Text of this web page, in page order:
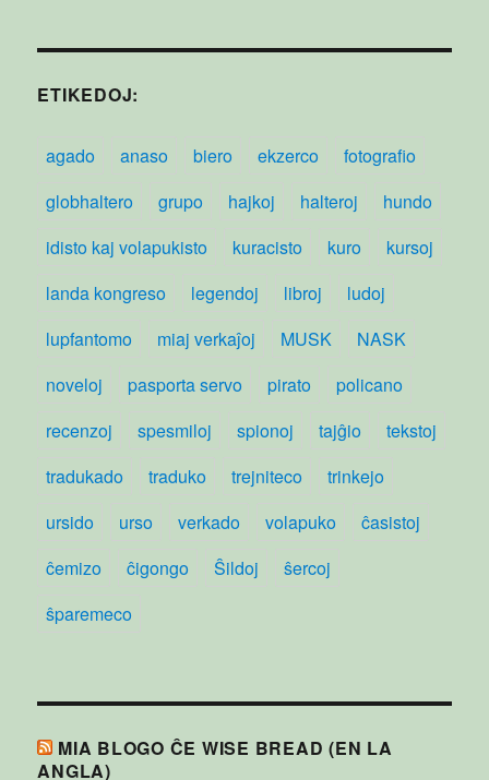
ETIKEDOJ:
agado anaso biero ekzerco
fotografio
globhaltero
grupo hajkoj halteroj
hundo
idisto kaj volapukisto
kuracisto kuro
kursoj
landa kongreso
legendoj libroj
ludoj
lupfantomo
miaj verkaĵoj MUSK
NASK
noveloj
pasporta servo pirato
policano
recenzoj
spesmiloj spionoj tajĝio
tekstoj
tradukado
traduko trejniteco
trinkejo
ursido
urso verkado volapuko
ĉasistoj
ĉemizo
ĉigongo Ŝildoj
ŝercoj
ŝparemeco
MIA BLOGO ĈE WISE BREAD (EN LA
ANGLA)